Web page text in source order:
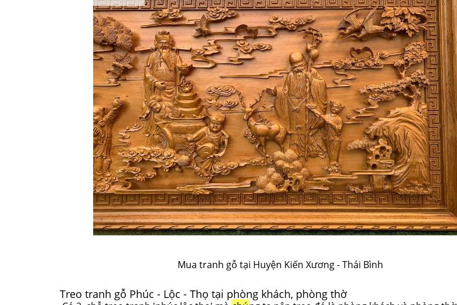
Mua tranh gỗ tại Huyện Kiến Xương - Thái Bình
Treo tranh gỗ Phúc - Lộc - Thọ tại phòng khách, phòng thờ